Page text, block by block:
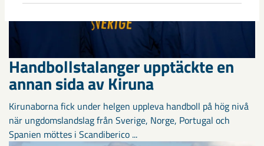
Handbollstalanger upptäckte en
annan sida av Kiruna
Kirunaborna fick under helgen uppleva handboll på hög nivå
när ungdomslandslag från Sverige, Norge, Portugal och
Spanien möttes i Scandiberico ...